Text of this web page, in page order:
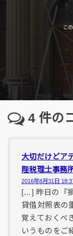
4件の
大切だけどア
陛税理士事務
2016年8月31日
[…] 昨日の『
貸借対照表の
覚えておくべ
いうものをご